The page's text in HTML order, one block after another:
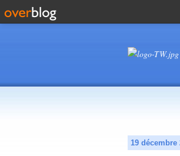
19 décembre